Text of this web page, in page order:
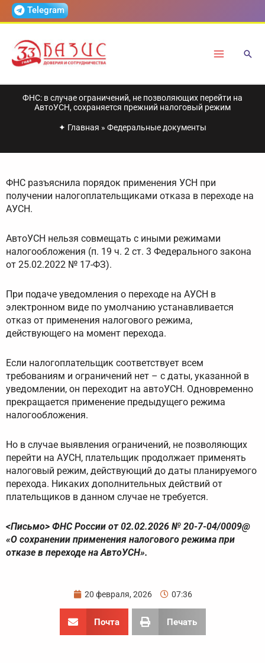
ПерейтиTelegram
ФНС: в случае ограничений, не позволяющих перейти на
АвтоУСН, сохраняется прежний налоговый режим
✦ Главная » Федеральные документы
ФНС разъяснила порядок применения УСН при
получении налогоплательщиками отказа в переходе на
АУСН.
АвтоУСН нельзя совмещать с иными режимами
налогообложения (п. 19 ч. 2 ст. 3 Федерального закона
от 25.02.2022 № 17-ФЗ).
При подаче уведомления о переходе на АУСН в
электронном виде по умолчанию устанавливается
отказ от применения налогового режима,
действующего на момент перехода.
Если налогоплательщик соответствует всем
требованиям и ограничений нет – с даты, указанной в
уведомлении, он переходит на автоУСН. Одновременно
прекращается применение предыдущего режима
налогообложения.
Но в случае выявления ограничений, не позволяющих
перейти на АУСН, плательщик продолжает применять
налоговый режим, действующий до даты планируемого
перехода. Никаких дополнительных действий от
плательщиков в данном случае не требуется.
<Письмо> ФНС России от 02.02.2026 № 20-7-04/0009@
«О сохранении применения налогового режима при
отказе в переходе на АвтоУСН».
20 февраля, 2026 07:36
Почта Печать